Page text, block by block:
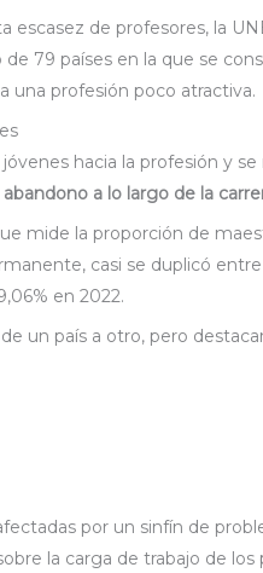
escasez de profesores, la
79 países en la que se
una profesión poco atractiva.
hacia la profesión y se
a lo largo de la
mide la proporción de
casi se duplicó
en 2022.
un país a otro, pero
por un sinfín de
la carga de trabajo de los